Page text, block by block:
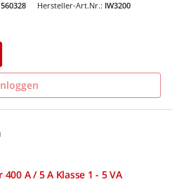
Hersteller-Art.Nr.: IW3200
A / 5 A Klasse 1 - 5 VA